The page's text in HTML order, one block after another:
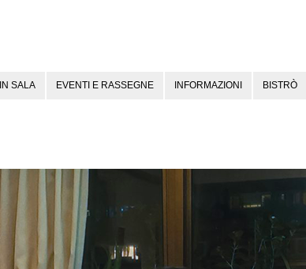
IN SALA EVENTI E RASSEGNE INFORMAZIONI BISTRÒ